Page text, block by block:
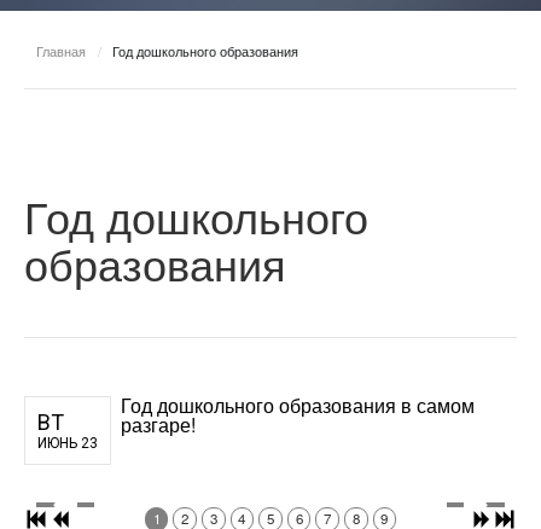
Главная / Год дошкольного образования
Год дошкольного
образования
ВТ
ИЮНЬ 23
Год дошкольного образования в самом
разгаре!
1 2 3 4 5 6 7 8 9